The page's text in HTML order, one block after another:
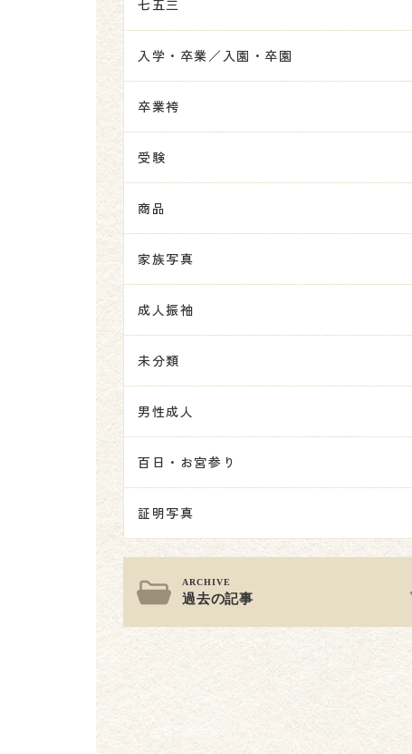
七五三
入学・卒業／入園・卒園
卒業袴
受験
商品
家族写真
成人振袖
未分類
男性成人
百日・お宮参り
証明写真
過去の記事